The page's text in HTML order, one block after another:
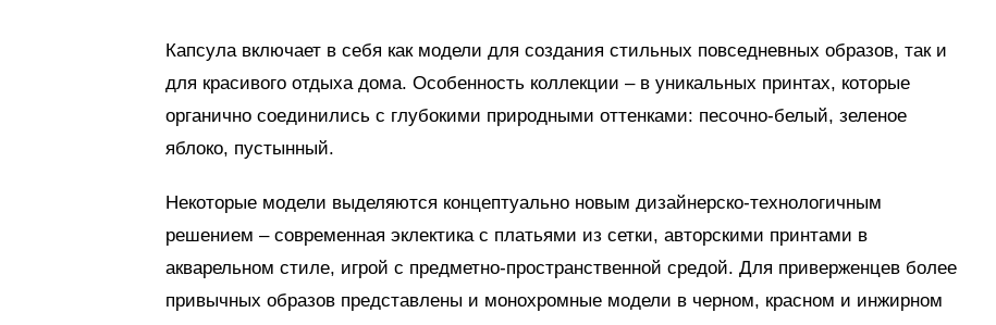
Капсула включает в себя как модели для создания стильных повседневных образов, так и
для красивого отдыха дома. Особенность коллекции – в уникальных принтах, которые
органично соединились с глубокими природными оттенками: песочно-белый, зеленое
яблоко, пустынный.
Некоторые модели выделяются концептуально новым дизайнерско-технологичным
решением – современная эклектика с платьями из сетки, авторскими принтами в
акварельном стиле, игрой с предметно-пространственной средой. Для приверженцев более
привычных образов представлены и монохромные модели в черном, красном и инжирном